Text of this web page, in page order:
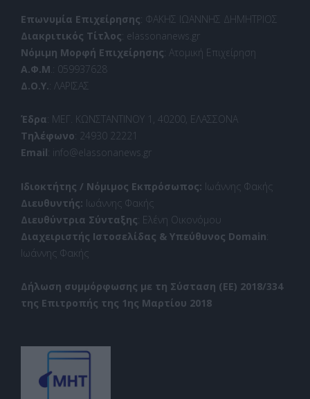
Επωνυμία Επιχείρησης: ΦΑΚΗΣ ΙΩΑΝΝΗΣ ΔΗΜΗΤΡΙΟΣ
Διακριτικός Τίτλος: elassonanews.gr
Νόμιμη Μορφή Επιχείρησης: Ατομική Επιχείρηση
Α.Φ.Μ .: 059937628
Δ.Ο.Υ.: ΛΑΡΙΣΑΣ
Έδρα: ΜΕΓ. ΚΩΝΣΤΑΝΤΙΝΟΥ 1, 40200, ΕΛΑΣΣΟΝΑ
Τηλέφωνο: 24930 22221
Email: info@elassonanews.gr
Ιδιοκτήτης / Νόμιμος Εκπρόσωπος: Ιωάννης Φακής
Διευθυντής: Ιωάννης Φακής
Διευθύντρια Σύνταξης: Ελένη Οικονόμου
Διαχειριστής Ιστοσελίδας & Υπεύθυνος Domain:
Ιωάννης Φακής
Δήλωση συμμόρφωσης με τη Σύσταση (ΕΕ) 2018/334
της Επιτροπής της 1ης Μαρτίου 2018